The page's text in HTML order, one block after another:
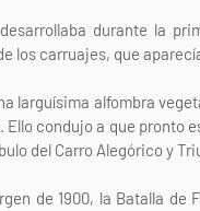
durante la
los carruajes, que
larguísima alfombra
condujo a que pronto
del Carro Alegórico y
de 1900, la Batalla